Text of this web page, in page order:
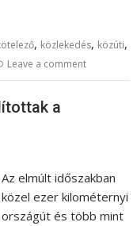
, közlekedés, közúti,
Leave a comment
a
Az elmúlt időszakban
közel ezer kilométernyi
országút és több mint